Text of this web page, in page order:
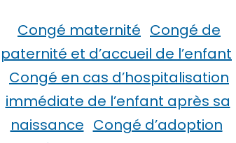
Congé maternité Congé de
paternité et d’accueil de l’enfant
Congé en cas d’hospitalisation
immédiate de l’enfant après sa
naissance Congé d’adoption